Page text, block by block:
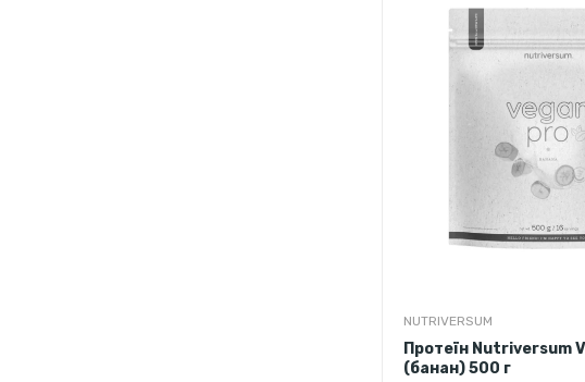
NUTRIVERSUM
Протеїн Nutriversum
(банан) 500 г